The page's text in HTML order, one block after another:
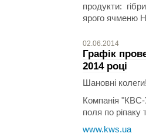
продукти:
ярого ячменю
02.06.2014
Графік
2014 році
Шановні
Компанія "КВС-
поля по ріпаку
www.kws.ua